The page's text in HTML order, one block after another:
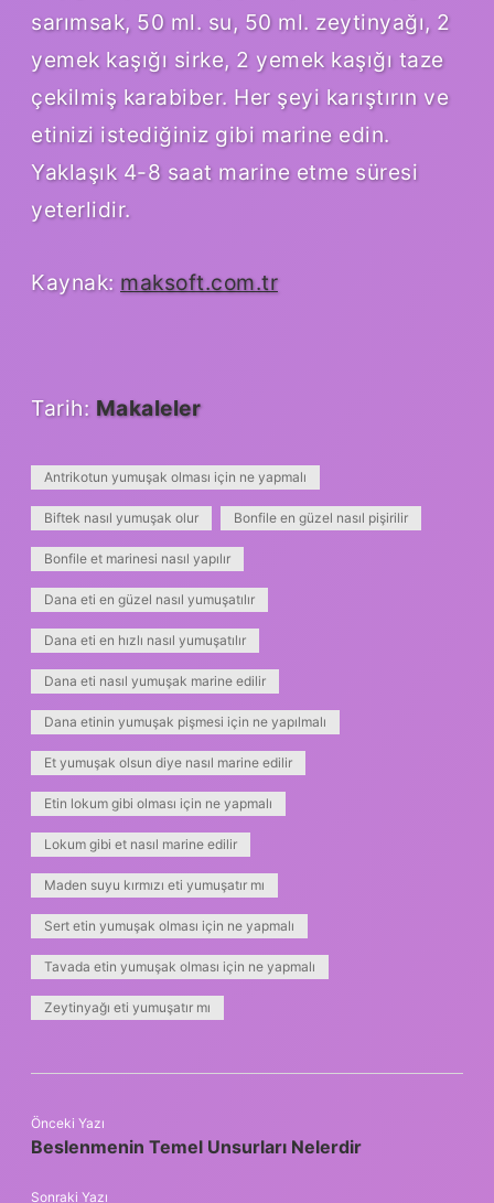
sarımsak, 50 ml. su, 50 ml. zeytinyağı, 2
yemek kaşığı sirke, 2 yemek kaşığı taze
çekilmiş karabiber. Her şeyi karıştırın ve
etinizi istediğiniz gibi marine edin.
Yaklaşık 4-8 ​​saat marine etme süresi
yeterlidir.
Kaynak: maksoft.com.tr
Tarih: Makaleler
Antrikotun yumuşak olması için ne yapmalı
Biftek nasıl yumuşak olur Bonfile en güzel nasıl pişirilir
Bonfile et marinesi nasıl yapılır
Dana eti en güzel nasıl yumuşatılır
Dana eti en hızlı nasıl yumuşatılır
Dana eti nasıl yumuşak marine edilir
Dana etinin yumuşak pişmesi için ne yapılmalı
Et yumuşak olsun diye nasıl marine edilir
Etin lokum gibi olması için ne yapmalı
Lokum gibi et nasıl marine edilir
Maden suyu kırmızı eti yumuşatır mı
Sert etin yumuşak olması için ne yapmalı
Tavada etin yumuşak olması için ne yapmalı
Zeytinyağı eti yumuşatır mı
Önceki Yazı
Beslenmenin Temel Unsurları Nelerdir
Sonraki Yazı